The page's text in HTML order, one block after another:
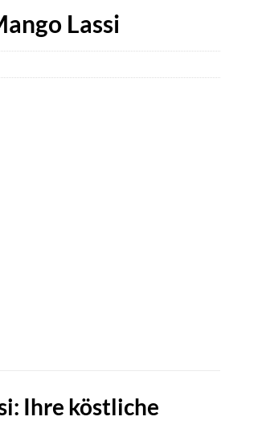
Lassi
Ihre köstliche